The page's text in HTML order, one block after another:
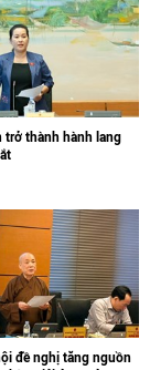
trở thành hành lang
đề nghị tăng nguồn